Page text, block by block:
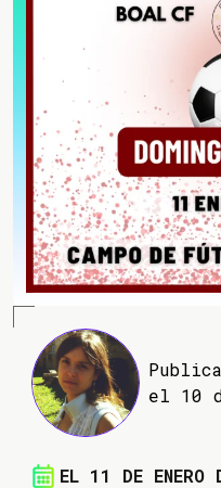
el 10
EL 11 DE ENERO